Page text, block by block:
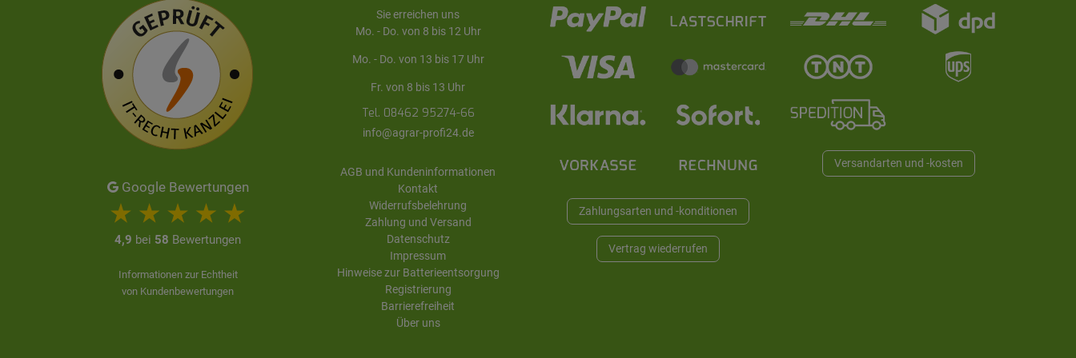
Zahlungsarten und -konditionen
Vertrag wiederrufen
Versandarten und -kosten
Google Bewertungen
4,9 bei 58 Bewertungen
Informationen zur Echtheit
von Kundenbewertungen
Sie erreichen uns
Mo. - Do. von 8 bis 12 Uhr
Mo. - Do. von 13 bis 17 Uhr
Fr. von 8 bis 13 Uhr
Tel. 08462 95274-66
info@agrar-profi24.de
AGB und Kundeninformationen
Kontakt
Widerrufsbelehrung
Zahlung und Versand
Datenschutz
Impressum
Hinweise zur Batterieentsorgung
Registrierung
Barrierefreiheit
Über uns